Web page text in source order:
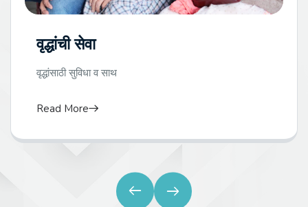
वृद्धांची सेवा
वृद्धांसाठी सुविधा व साथ
Read More